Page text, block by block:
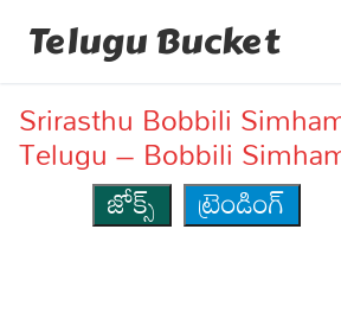
Telugu Bucket
Srirasthu Bobbili
Telugu – Bobbili
జోక్స్
ట్రెండింగ్